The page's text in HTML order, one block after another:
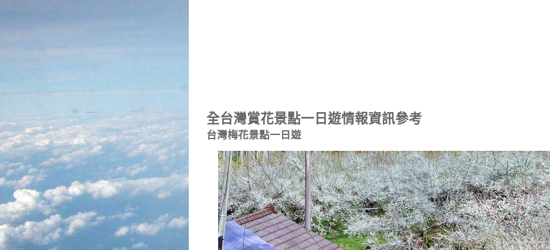
全台灣賞花景點一日遊情報資訊參考
台灣梅花景點一日遊